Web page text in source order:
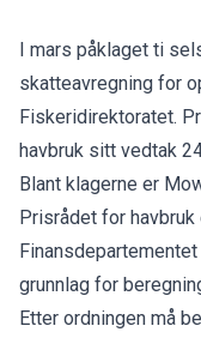
I mars påklaget ti
skatteavregning for
Fiskeridirektoratet.
havbruk sitt vedtak
Blant klagerne er
Prisrådet for
grunnlag for
Etter ordningen må